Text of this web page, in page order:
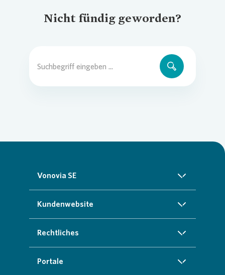
Nicht fündig geworden?
Vonovia SE
Über uns
Nachhaltigkeit
Kundenwebsite
Startseite
Rechtliches
Impressum
Portale